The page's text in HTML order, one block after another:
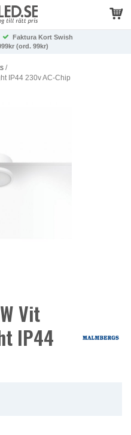
Faktura Kort Swish
(ord. 99kr)
/
IP44 230v AC-Chip
Vit
IP44